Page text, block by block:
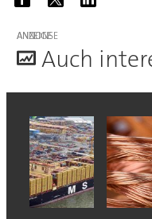
ANZEIGE
Auch